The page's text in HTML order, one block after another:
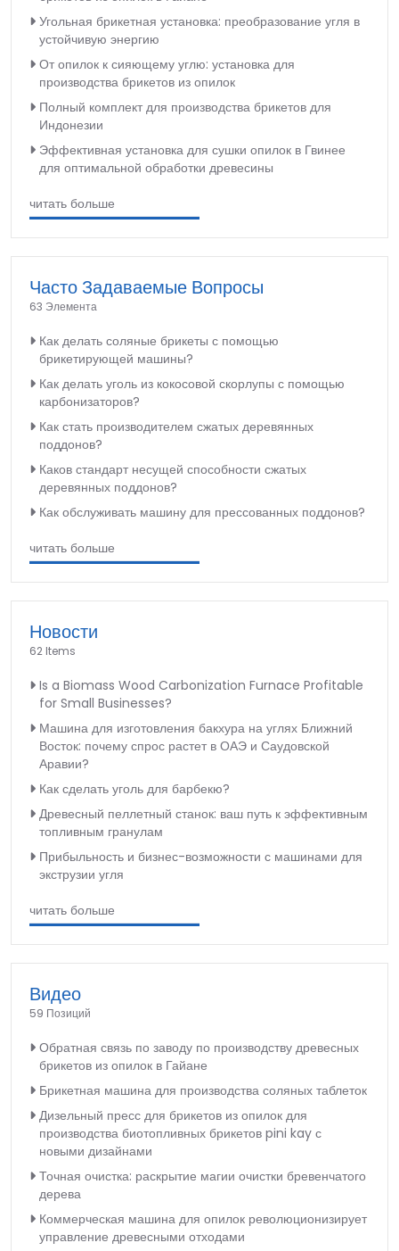
Угольная брикетная установка: преобразование угля в
устойчивую энергию
От опилок к сияющему углю: установка для
производства брикетов из опилок
Полный комплект для производства брикетов для
Индонезии
Эффективная установка для сушки опилок в Гвинее
для оптимальной обработки древесины
читать больше
Часто Задаваемые Вопросы
63 Элемента
Как делать соляные брикеты с помощью
брикетирующей машины?
Как делать уголь из кокосовой скорлупы с помощью
карбонизаторов?
Как стать производителем сжатых деревянных
поддонов?
Каков стандарт несущей способности сжатых
деревянных поддонов?
Как обслуживать машину для прессованных поддонов?
читать больше
Новости
62 Items
Is a Biomass Wood Carbonization Furnace Profitable
for Small Businesses?
Машина для изготовления бакхура на углях Ближний
Восток: почему спрос растет в ОАЭ и Саудовской
Аравии?
Как сделать уголь для барбекю?
Древесный пеллетный станок: ваш путь к эффективным
топливным гранулам
Прибыльность и бизнес-возможности с машинами для
экструзии угля
читать больше
Видео
59 Позиций
Обратная связь по заводу по производству древесных
брикетов из опилок в Гайане
Брикетная машина для производства соляных таблеток
Дизельный пресс для брикетов из опилок для
производства биотопливных брикетов pini kay с
новыми дизайнами
Точная очистка: раскрытие магии очистки бревенчатого
дерева
Коммерческая машина для опилок революционизирует
управление древесными отходами